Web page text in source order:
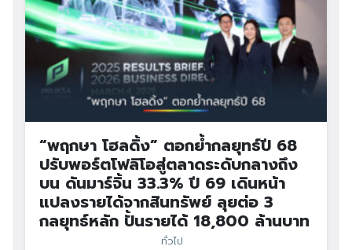
“พฤกษา โฮลดิ้ง” ตอกย้ำกลยุทธ์ปี 68
ปรับพอร์ตโฟลิโอสู่ตลาดระดับกลางถึง
บน ดันมาร์จิ้น 33.3% ปี 69 เดินหน้า
แปลงรายได้จากสินทรัพย์ ลุยต่อ 3
กลยุทธ์หลัก ปั้นรายได้ 18,800 ล้านบาท
ทั่วไป